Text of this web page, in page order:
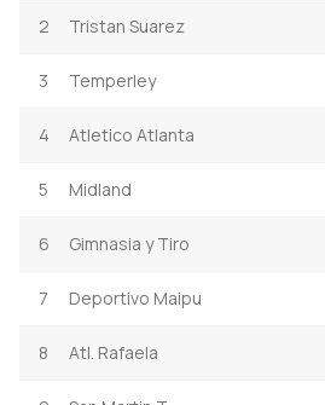
2 Tristan Suarez
3 Temperley
4 Atletico Atlanta
5 Midland
6 Gimnasia y Tiro
7 Deportivo Maipu
8 Atl. Rafaela